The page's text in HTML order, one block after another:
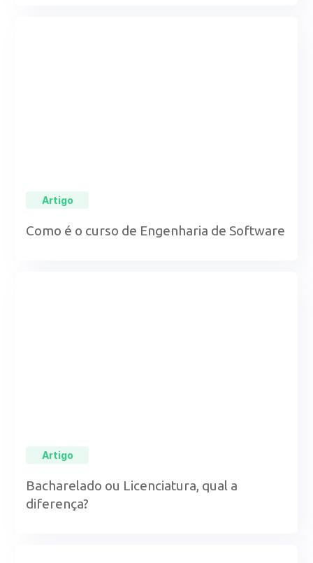
Artigo
Como é o curso de Engenharia de Software
Artigo
Bacharelado ou Licenciatura, qual a
diferença?